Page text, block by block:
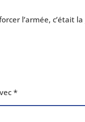
l’ar­mée, c’é­tait
*